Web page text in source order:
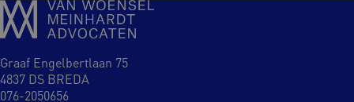
Graaf Engelbertlaan 75
4837 DS BREDA
076-2050656